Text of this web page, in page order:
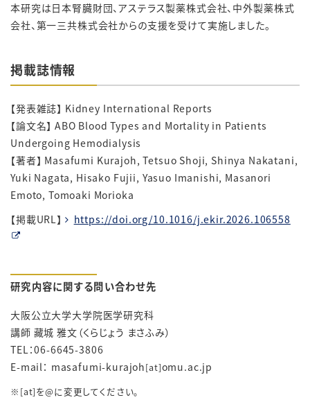
本研究は日本腎臓財団、アステラス製薬株式会社、中外製薬株式
会社、第一三共株式会社からの支援を受けて実施しました。
掲載誌情報
【発表雑誌】 Kidney International Reports
【論文名】 ABO Blood Types and Mortality in Patients
Undergoing Hemodialysis
【著者】 Masafumi Kurajoh, Tetsuo Shoji, Shinya Nakatani,
Yuki Nagata, Hisako Fujii, Yasuo Imanishi, Masanori
Emoto, Tomoaki Morioka
【掲載URL】
https://doi.org/10.1016/j.ekir.2026.106558
研究内容に関する問い合わせ先
大阪公立大学大学院医学研究科
講師 藏城 雅文（くらじょう まさふみ）
TEL：06-6645-3806
E-mail： masafumi-kurajoh[at]omu.ac.jp
※[at]を@に変更してください。